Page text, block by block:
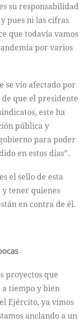
su responsabilidad
pues ni las cifras
que todavía vamos
por varios
se vio afectado por
que el presidente
este ha
pública y
para poder
en estos días”.
el sello de esta
tener quienes
en contra de él.
proyectos que
a tiempo y bien
Ejército, ya vimos
anclando a un